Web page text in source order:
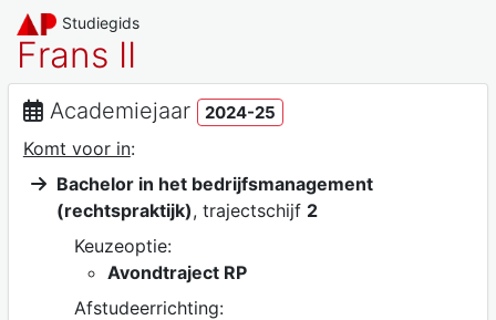
Studiegids
Frans II
Academiejaar 2024-25
Komt voor in:
Bachelor in het bedrijfsmanagement
(rechtspraktijk), trajectschijf 2
Keuzeoptie:
Avondtraject RP
Afstudeerrichting: